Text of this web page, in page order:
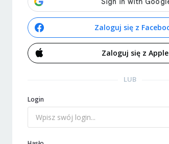
Zaloguj się z
Zaloguj się z Apple
LUB
Login